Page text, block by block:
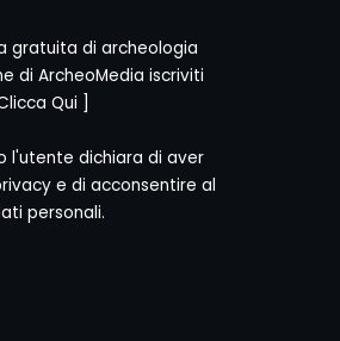
gratuita di archeologia
di ArcheoMedia iscriviti
Qui ]
l'utente dichiara di aver
e di acconsentire al
personali.